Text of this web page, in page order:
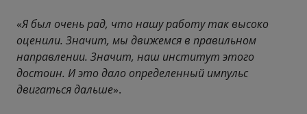
«Я был очень рад, что нашу работу так высоко
оценили. Значит, мы движемся в правильном
направлении. Значит, наш институт этого
достоин. И это дало определенный импульс
двигаться дальше».